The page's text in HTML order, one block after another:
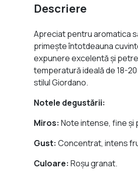
Descriere
Apreciat pentru aromatica
primește întotdeauna
expunere excelentă și
temperatură ideală de 18-
stilul Giordano.
Notele degustării:
Miros:Note intense, fine și
Gust:Concentrat, intens
Culoare: Roșu granat.